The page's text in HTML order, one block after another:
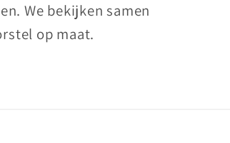
We bekijken samen
op maat.